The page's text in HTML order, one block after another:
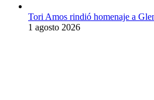
Tori Amos rindió homenaje a
1 agosto 2026